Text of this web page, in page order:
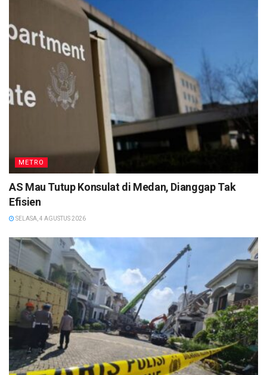
METRO
AS Mau Tutup Konsulat di Medan, Dianggap Tak
Efisien
SELASA, 4 AGUSTUS 2026